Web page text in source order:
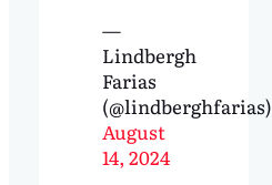
—
Lindbergh
Farias
(@lindberghfarias)
August
14, 2024